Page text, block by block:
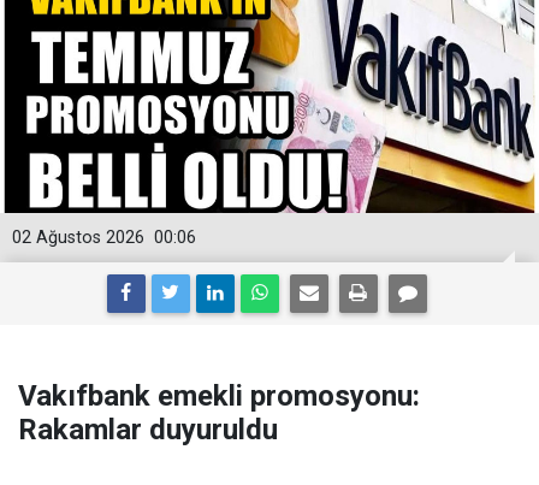
00:06
02 Ağustos 2026
Vakıfbank emekli promosyonu:
Rakamlar duyuruldu